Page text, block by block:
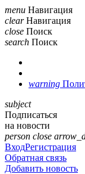
menu Навигация
clear Навигация
close Поиск
search Поиск
warning
subject
Подписаться
на новости
person close
ВходРегистрация
Обратная связь
Добавить новость